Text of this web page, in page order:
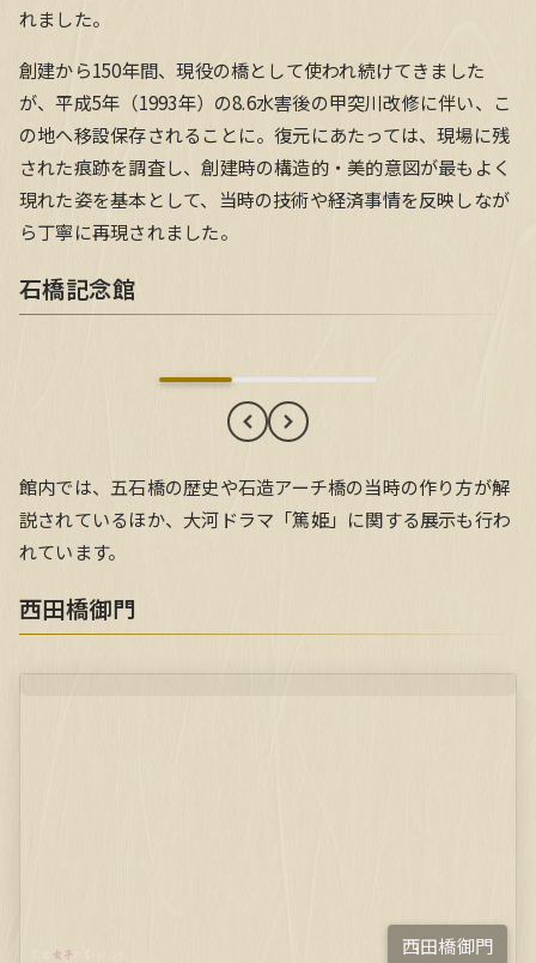
れました。
創建から150年間、現役の橋として使われ続けてきました
が、平成5年（1993年）の8.6水害後の甲突川改修に伴い、こ
の地へ移設保存されることに。復元にあたっては、現場に残
された痕跡を調査し、創建時の構造的・美的意図が最もよく
現れた姿を基本として、当時の技術や経済事情を反映しなが
ら丁寧に再現されました。
石橋記念館
館内では、五石橋の歴史や石造アーチ橋の当時の作り方が解
説されているほか、大河ドラマ「篤姫」に関する展示も行わ
れています。
西田橋御門
西田橋御門